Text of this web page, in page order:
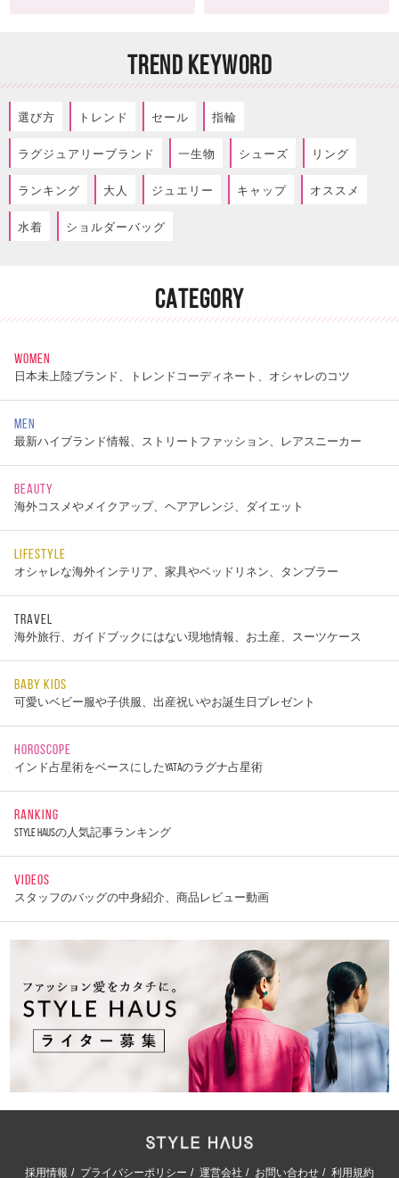
TREND KEYWORD
選び方 トレンド セール 指輪
ラグジュアリーブランド 一生物 シューズ リング
ランキング 大人 ジュエリー キャップ オススメ
水着 ショルダーバッグ
CATEGORY
WOMEN
日本未上陸ブランド、トレンドコーディネート、オシャレのコツ
MEN
最新ハイブランド情報、ストリートファッション、レアスニーカー
BEAUTY
海外コスメやメイクアップ、ヘアアレンジ、ダイエット
LIFESTYLE
オシャレな海外インテリア、家具やベッドリネン、タンブラー
TRAVEL
海外旅行、ガイドブックにはない現地情報、お土産、スーツケース
BABY KIDS
可愛いベビー服や子供服、出産祝いやお誕生日プレゼント
HOROSCOPE
インド占星術をベースにしたYATAのラグナ占星術
RANKING
STYLE HAUSの人気記事ランキング
VIDEOS
スタッフのバッグの中身紹介、商品レビュー動画
採用情報 プライバシーポリシー 運営会社 お問い合わせ 利用規約